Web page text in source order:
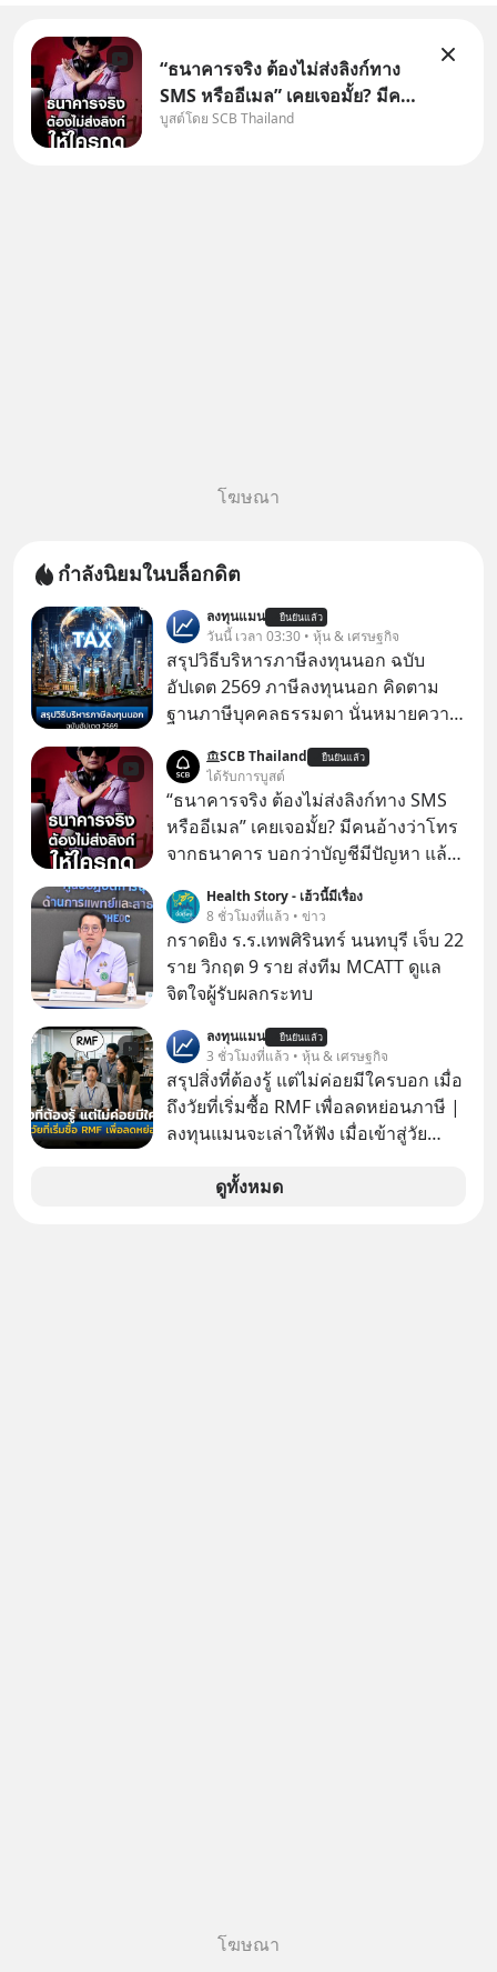
“ธนาคารจริง ต้องไม่ส่งลิงก์ทาง
SMS หรืออีเมล” เคยเจอมั้ย? มีคน
อ้างว่าโทรจากธนาคาร บอกว่า
บูสต์โดย SCB Thailand
โฆษณา
กำลังนิยมในบล็อกดิต
ลงทุนแมน ยืนยันแล้ว
วันนี้ เวลา 03:30 • หุ้น & เศรษฐกิจ
สรุปวิธีบริหารภาษีลงทุนนอก ฉบับ
อัปเดต 2569 ภาษีลงทุนนอก คิดตาม
ฐานภาษีบุคคลธรรมดา นั่นหมายความ
SCB Thailand ยืนยันแล้ว
ได้รับการบูสต์
“ธนาคารจริง ต้องไม่ส่งลิงก์ทาง SMS
หรืออีเมล” เคยเจอมั้ย? มีคนอ้างว่าโทร
จากธนาคาร บอกว่าบัญชีมีปัญหา แล้ว
ทันที มาฟัง “ป้าเก๋าเล่ากลโกง” เพื่อรู้ทัน
มุกหลอกลวงในคราบความน่าเชื่อถือ
กันค่ะ #แก้เกมกลโกง #ป้าเก๋าเล่ากล
โกง #LivesSustainably #อยู่อย่าง
ยั่งยืน #CyberSecurity #ป้าเก๋า
#FraudEducation #FinancialLiteracy
#DigitalBankWithHumanTouch
Health Story - เฮ้วนี้มีเรื่อง
8 ชั่วโมงที่แล้ว • ข่าว
กราดยิง ร.ร.เทพศิรินทร์ นนทบุรี เจ็บ 22
ราย วิกฤต 9 ราย ส่งทีม MCATT ดูแล
จิตใจผู้รับผลกระทบ
ลงทุนแมน ยืนยันแล้ว
3 ชั่วโมงที่แล้ว • หุ้น & เศรษฐกิจ
สรุปสิ่งที่ต้องรู้ แต่ไม่ค่อยมีใครบอก เมื่อ
ถึงวัยที่เริ่มซื้อ RMF เพื่อลดหย่อนภาษี |
ลงทุนแมนจะเล่าให้ฟัง เมื่อเข้าสู่วัย
ดูทั้งหมด
โฆษณา